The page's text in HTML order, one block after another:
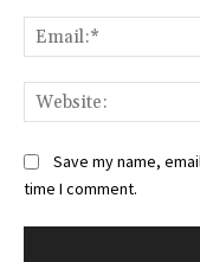
Save my name,
time I comment.